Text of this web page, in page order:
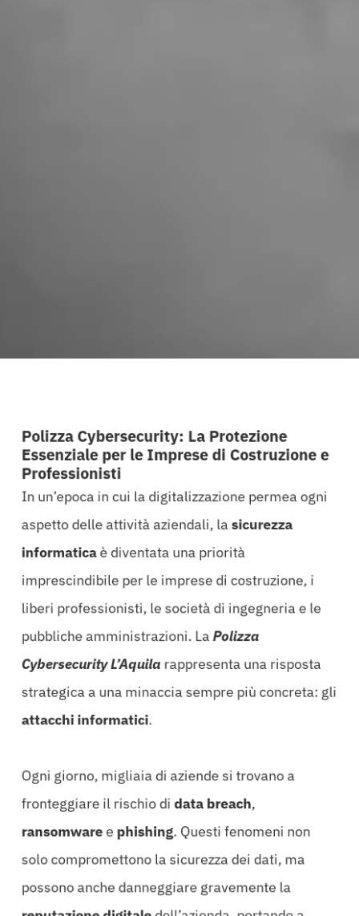
Polizza Cybersecurity: La Protezione
Essenziale per le Imprese di Costruzione e
Professionisti
In un’epoca in cui la digitalizzazione permea ogni
aspetto delle attività aziendali, la sicurezza
informaticaè diventata una priorità
imprescindibile per le imprese di costruzione, i
liberi professionisti, le società di ingegneria e le
pubbliche amministrazioni. LaPolizza
Cybersecurity L’Aquila rappresenta una risposta
strategica a una minaccia sempre più concreta: gli
attacchi informatici.
Ogni giorno, migliaia di aziende si trovano a
fronteggiare il rischio didata breach,
ransomwaree phishing. Questi fenomeni non
solo compromettono la sicurezza dei dati, ma
possono anche danneggiare gravemente la